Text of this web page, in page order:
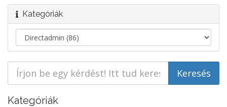
Kategóriák
Kategóriák